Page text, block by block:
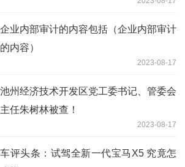
企业内部审计的内容包括（企业内部审计
的内容）
2023-08-17
池州经济技术开发区党工委书记、管委会
主任朱树林被查！
2023-08-17
车评头条：试驾全新一代宝马X5 究竟怎